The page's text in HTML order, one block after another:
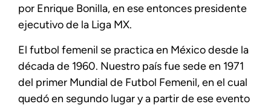
por Enrique Bonilla, en ese entonces presidente
ejecutivo de la Liga MX.
El futbol femenil se practica en México desde la
década de 1960. Nuestro país fue sede en 1971
del primer Mundial de Futbol Femenil, en el cual
quedó en segundo lugar y a partir de ese evento